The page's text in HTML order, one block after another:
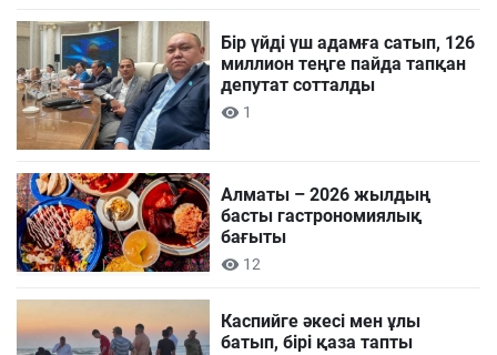
Бір үйді үш адамға сатып, 126
миллион теңге пайда тапқан
депутат сотталды
1
Алматы – 2026 жылдың
басты гастрономиялық
бағыты
12
Каспийге әкесі мен ұлы
батып, бірі қаза тапты